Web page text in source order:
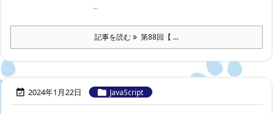
...
記事を読む 第88回【 ...
 2024年1月22日  JavaScript